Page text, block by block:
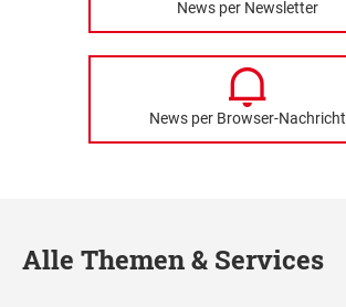
News per Newsletter
News per Browser-Nachricht
Alle Themen & Services